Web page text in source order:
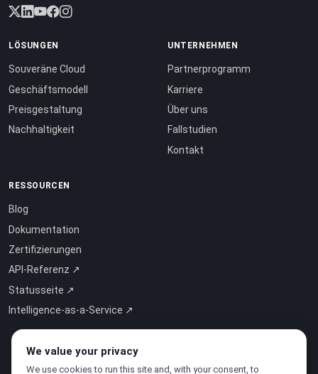
LÖSUNGEN
Souveräne Cloud
Geschäftsmodell
Preisgestaltung
Nachhaltigkeit
UNTERNEHMEN
Partnerprogramm
Karriere
Über uns
Fallstudien
Kontakt
RESSOURCEN
Blog
Dokumentation
Zertifizierungen
API-Referenz ↗
Statusseite ↗
Intelligence-as-a-Service ↗
We value your privacy
We use cookies to run this site and, with your consent, to